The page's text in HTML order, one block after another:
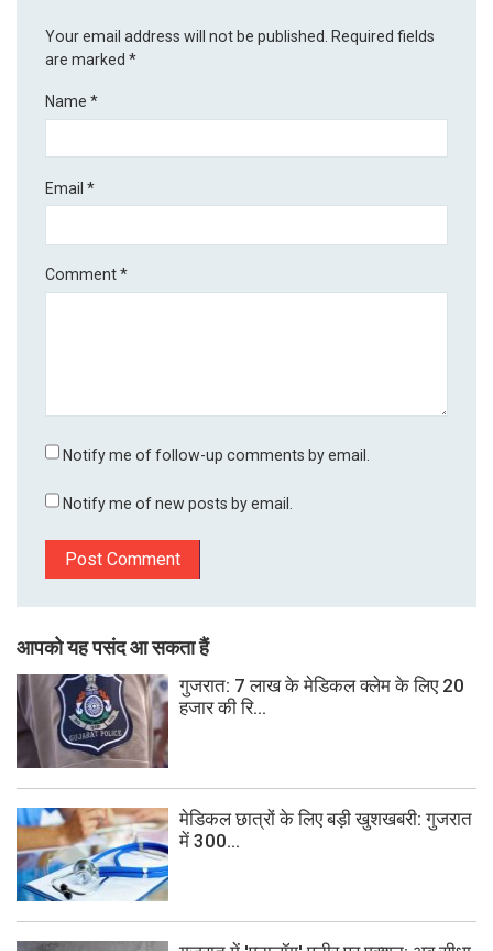
Your email address will not be published.
Required fields
are marked*
Name*
Email*
Comment*
Notify me of follow-up comments by email.
Notify me of new posts by email.
आपको यह पसंद आ सकता हैं
गुजरात: 7 लाख के मेडिकल क्लेम के लिए 20
हजार की रि...
मेडिकल छात्रों के लिए बड़ी खुशखबरी: गुजरात
में 300...